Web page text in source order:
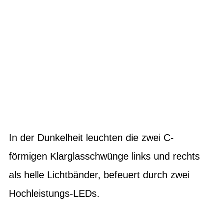
In der Dunkelheit leuchten die zwei C-
förmigen Klarglasschwünge links und rechts
als helle Lichtbänder, befeuert durch zwei
Hochleistungs-LEDs.